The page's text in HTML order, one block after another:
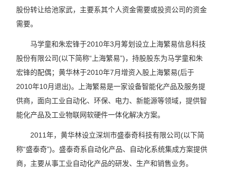
股份转让给池家武，主要系其个人资金需要或投资公司的资金
需要。
马学童和朱宏锋于2010年3月筹划设立上海繁易信息科技
股份有限公司(以下简称“上海繁易”)，持股股东为马学童和朱
宏锋的配偶；黄华林于2010年7月增资入股上海繁易(后于
2010年10月退出)。上海繁易是一家设备智能化产品及服务提
供商，面向工业自动化、环保、电力、新能源等领域，提供智
能化产品及工业物联网软硬件一体化解决方案。
2011年，黄华林设立深圳市盛泰奇科技有限公司(以下简
称“盛泰奇”)。盛泰奇系自动化产品、自动化系统集成方案提供
商，主要从事工业自动化产品的研发、生产和销售业务。